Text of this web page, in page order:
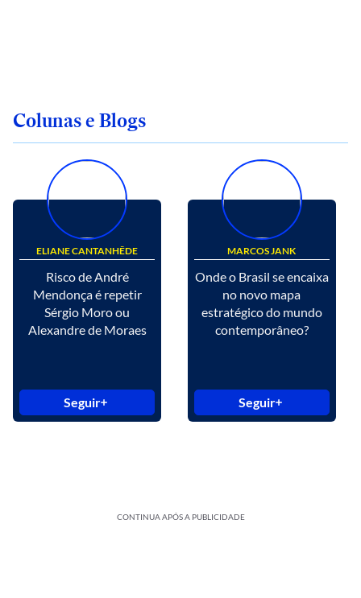
Colunas e Blogs
ELIANE CANTANHÊDE
Risco de André
Mendonça é repetir
Sérgio Moro ou
Alexandre de Moraes
Seguir
MARCOS JANK
Onde o Brasil se encaixa
no novo mapa
estratégico do mundo
contemporâneo?
Seguir
CONTINUA APÓS A PUBLICIDADE